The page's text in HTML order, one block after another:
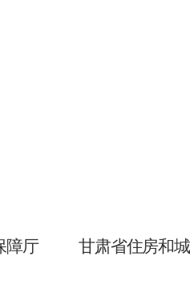
障厅
甘肃省住房和城